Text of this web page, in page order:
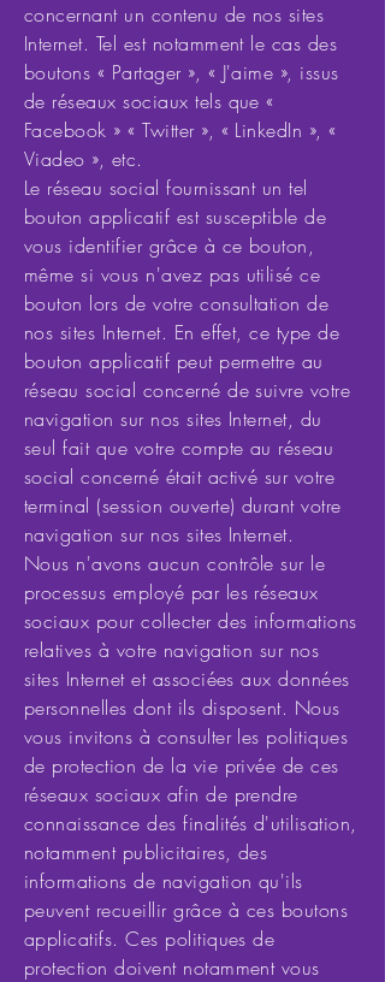
concernant un contenu de nos sites
Internet. Tel est notamment le cas des
boutons « Partager », « J'aime », issus
de réseaux sociaux tels que «
Facebook » « Twitter », « LinkedIn », «
Viadeo », etc.
Le réseau social fournissant un tel
bouton applicatif est susceptible de
vous identifier grâce à ce bouton,
même si vous n'avez pas utilisé ce
bouton lors de votre consultation de
nos sites Internet. En effet, ce type de
bouton applicatif peut permettre au
réseau social concerné de suivre votre
navigation sur nos sites Internet, du
seul fait que votre compte au réseau
social concerné était activé sur votre
terminal (session ouverte) durant votre
navigation sur nos sites Internet.
Nous n'avons aucun contrôle sur le
processus employé par les réseaux
sociaux pour collecter des informations
relatives à votre navigation sur nos
sites Internet et associées aux données
personnelles dont ils disposent. Nous
vous invitons à consulter les politiques
de protection de la vie privée de ces
réseaux sociaux afin de prendre
connaissance des finalités d'utilisation,
notamment publicitaires, des
informations de navigation qu'ils
peuvent recueillir grâce à ces boutons
applicatifs. Ces politiques de
protection doivent notamment vous